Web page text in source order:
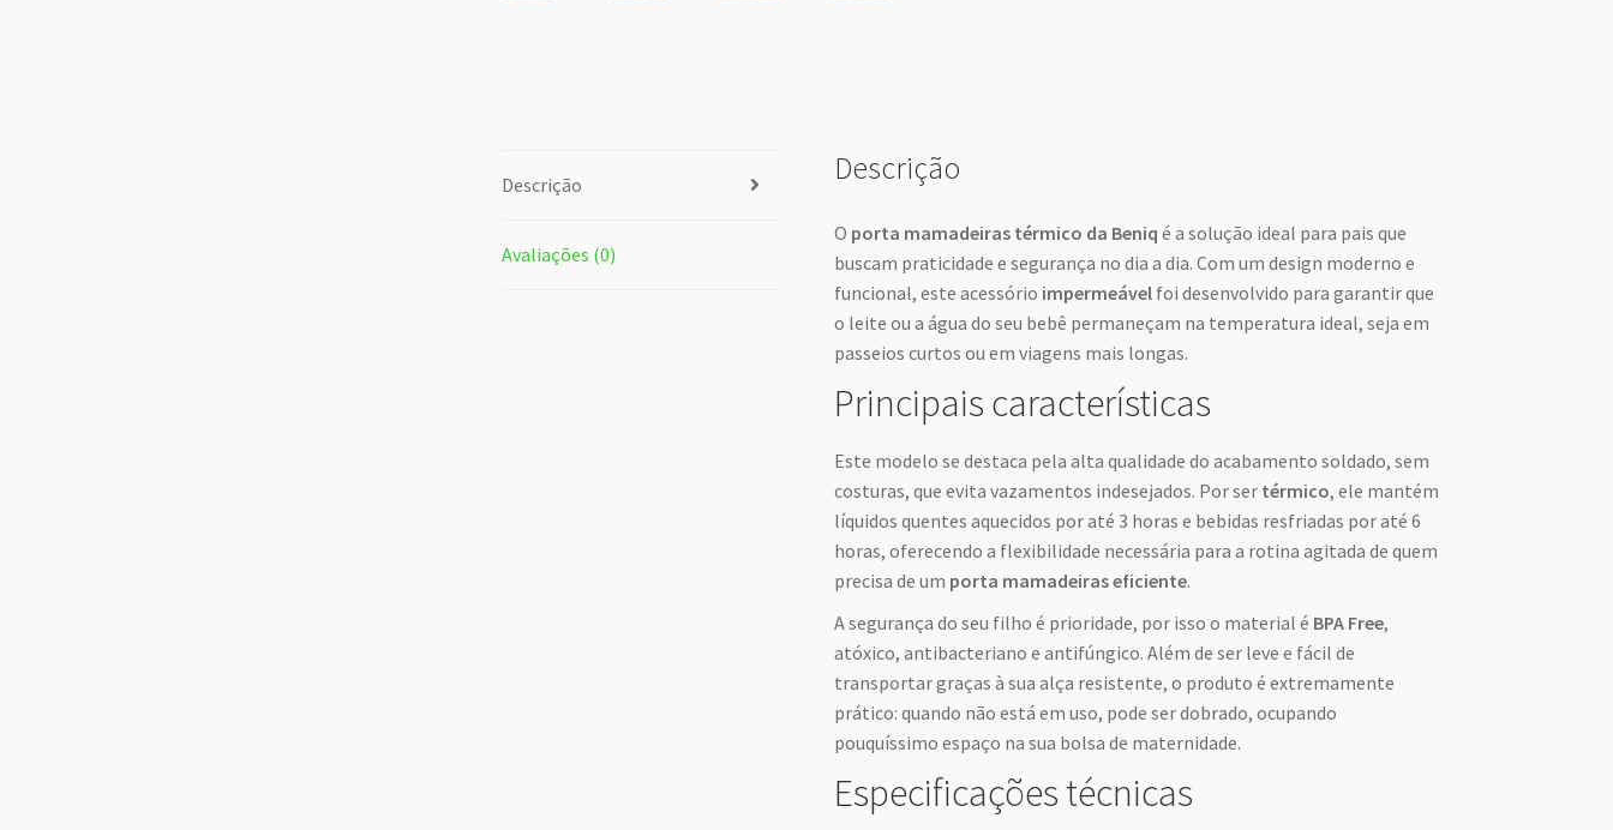
Descrição
Avaliações (0)
Descrição
O porta mamadeiras térmico da Beniq é a solução ideal para pais que
buscam praticidade e segurança no dia a dia. Com um design moderno e
funcional, este acessório impermeável foi desenvolvido para garantir que
o leite ou a água do seu bebê permaneçam na temperatura ideal, seja em
passeios curtos ou em viagens mais longas.
Principais características
Este modelo se destaca pela alta qualidade do acabamento soldado, sem
costuras, que evita vazamentos indesejados. Por ser térmico, ele mantém
líquidos quentes aquecidos por até 3 horas e bebidas resfriadas por até 6
horas, oferecendo a flexibilidade necessária para a rotina agitada de quem
precisa de um porta mamadeiras eficiente.
A segurança do seu filho é prioridade, por isso o material é BPA Free,
atóxico, antibacteriano e antifúngico. Além de ser leve e fácil de
transportar graças à sua alça resistente, o produto é extremamente
prático: quando não está em uso, pode ser dobrado, ocupando
pouquíssimo espaço na sua bolsa de maternidade.
Especificações técnicas